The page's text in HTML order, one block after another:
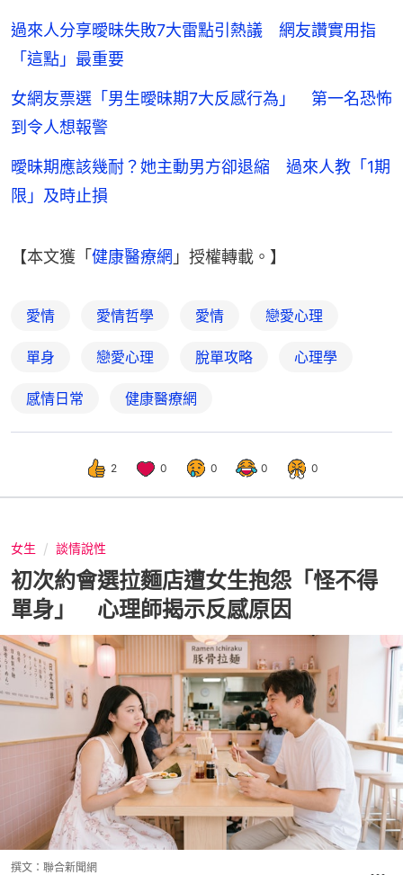
過來人分享曖昧失敗7大雷點引熱議 網友讚實用指
「這點」最重要
女網友票選「男生曖昧期7大反感行為」 第一名恐怖
到令人想報警
曖昧期應該幾耐？她主動男方卻退縮 過來人教「1期
限」及時止損
【本文獲「 健康醫療網 」授權轉載。】
愛情 愛情哲學 愛情 戀愛心理
單身 戀愛心理 脫單攻略 心理學
感情日常 健康醫療網
2 0 0 0 0
女生 談情說性
初次約會選拉麵店遭女生抱怨「怪不得
單身」 心理師揭示反感原因
撰文： 聯合新聞網